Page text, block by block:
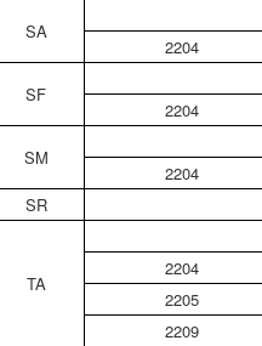
SA
2204
SF
2204
SM
2204
SR
TA
2204
2205
2209